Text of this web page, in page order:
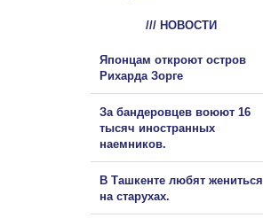
/// НОВОСТИ
Японцам откроют остров
Рихарда Зорге
За бандеровцев воюют 16
тысяч иностранных
наемников.
В Ташкенте любят жениться
на старухах.